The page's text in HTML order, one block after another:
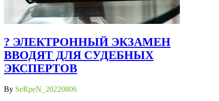
? ЭЛЕКТРОННЫЙ ЭКЗАМЕН
ВВОДЯТ ДЛЯ СУДЕБНЫХ
ЭКСПЕРТОВ
By SeRpeN_20220806